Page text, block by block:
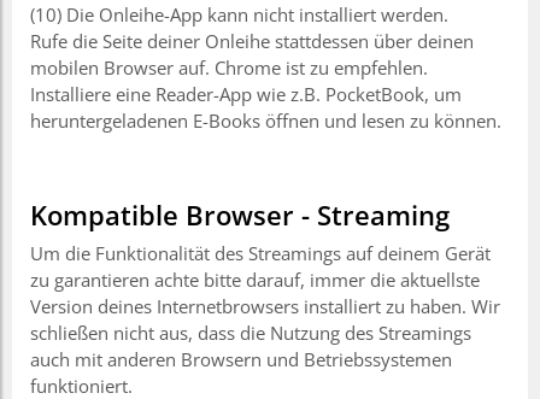
(10) Die Onleihe-App kann nicht installiert werden.
Rufe die Seite deiner Onleihe stattdessen über deinen
mobilen Browser auf. Chrome ist zu empfehlen.
Installiere eine Reader-App wie z.B. PocketBook, um
heruntergeladenen E-Books öffnen und lesen zu können.
Kompatible Browser - Streaming
Um die Funktionalität des Streamings auf deinem Gerät
zu garantieren achte bitte darauf, immer die aktuellste
Version deines Internetbrowsers installiert zu haben. Wir
schließen nicht aus, dass die Nutzung des Streamings
auch mit anderen Browsern und Betriebssystemen
funktioniert.